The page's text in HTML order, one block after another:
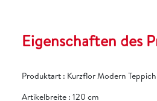
Eigenschaften des
Produktart : Kurzflor Modern Teppich
Artikelbreite : 120 cm